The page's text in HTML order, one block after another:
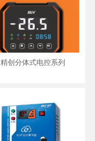
精创分体式电控系列